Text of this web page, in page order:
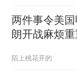
两件事令美
朗开战麻烦
陌上桃花开的